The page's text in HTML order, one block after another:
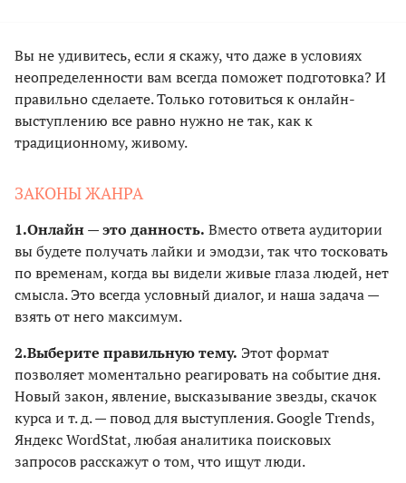
Вы не удивитесь, если я скажу, что даже в условиях
неопределенности вам всегда поможет подготовка? И
правильно сделаете. Только готовиться к онлайн-
выступлению все равно нужно не так, как к
традиционному, живому.
ЗАКОНЫ ЖАНРА
1.Онлайн — это данность. Вместо ответа аудитории
вы будете получать лайки и эмодзи, так что тосковать
по временам, когда вы видели живые глаза людей, нет
смысла. Это всегда условный диалог, и наша задача —
взять от него максимум.
2.Выберите правильную тему. Этот формат
позволяет моментально реагировать на событие дня.
Новый закон, явление, высказывание звезды, скачок
курса и т. д. — повод для выступления. Google Trends,
Яндекс WordStat, любая аналитика поисковых
запросов расскажут о том, что ищут люди.